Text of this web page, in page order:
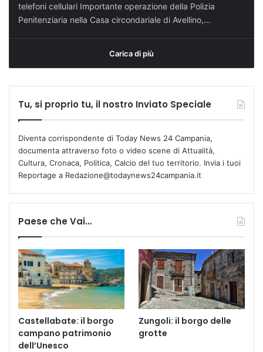
telefoni cellulari Importante operazione della Polizia
Penitenziaria nella Casa circondariale di Avellino,…
Carica di più
Tu, si proprio tu, il nostro Inviato Speciale
Diventa corrispondente di Today News 24 Campania,
documenta attraverso foto o video scene di Attualità,
Cultura, Cronaca, Politica, Calcio del tuo territorio. Invia i tuoi
Reportage a Redazione@todaynews24campania.it
Paese che Vai…
Castellabate: il borgo
campano patrimonio
dell’Unesco
Zungoli: il borgo delle
grotte